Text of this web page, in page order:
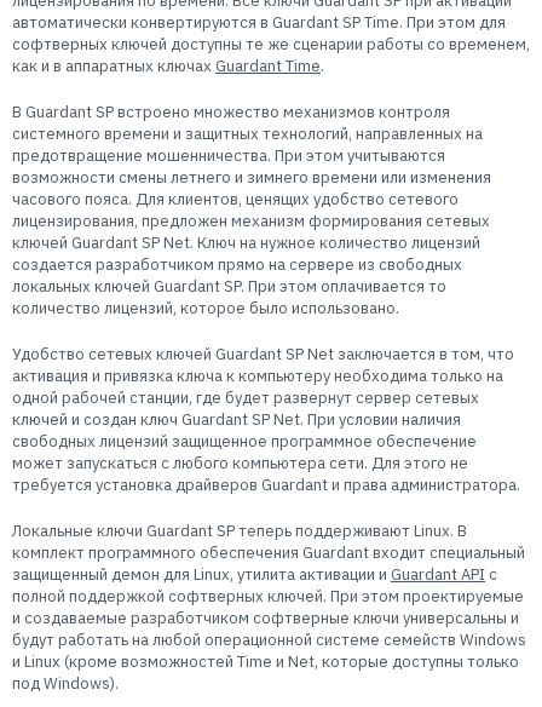
Пресс-центр
Новости
Мероприятия
Экспертиза
Пресс-кит
Пользователям
Техническая поддержка
автоматически конвертируются в Guardant SP Time. При этом для
софтверных ключей доступны те же сценарии работы со временем,
как и в аппаратных ключах Guardant Time.
В Guardant SP встроено множество механизмов контроля
системного времени и защитных технологий, направленных на
предотвращение мошенничества. При этом учитываются
возможности смены летнего и зимнего времени или изменения
часового пояса. Для клиентов, ценящих удобство сетевого
лицензирования, предложен механизм формирования сетевых
ключей Guardant SP Net. Ключ на нужное количество лицензий
создается разработчиком прямо на сервере из свободных
локальных ключей Guardant SP. При этом оплачивается то
количество лицензий, которое было использовано.
Удобство сетевых ключей Guardant SP Net заключается в том, что
активация и привязка ключа к компьютеру необходима только на
одной рабочей станции, где будет развернут сервер сетевых
ключей и создан ключ Guardant SP Net. При условии наличия
свободных лицензий защищенное программное обеспечение
может запускаться с любого компьютера сети. Для этого не
требуется установка драйверов Guardant и права администратора.
Локальные ключи Guardant SP теперь поддерживают Linux. В
комплект программного обеспечения Guardant входит специальный
защищенный демон для Linux, утилита активации и Guardant API с
полной поддержкой софтверных ключей. При этом проектируемые
и создаваемые разработчиком софтверные ключи универсальны и
будут работать на любой операционной системе семейств Windows
и Linux (кроме возможностей Time и Net, которые доступны только
под Windows).